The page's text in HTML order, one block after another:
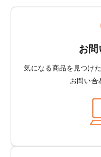
お
気になる商品を見つけた
お問い合